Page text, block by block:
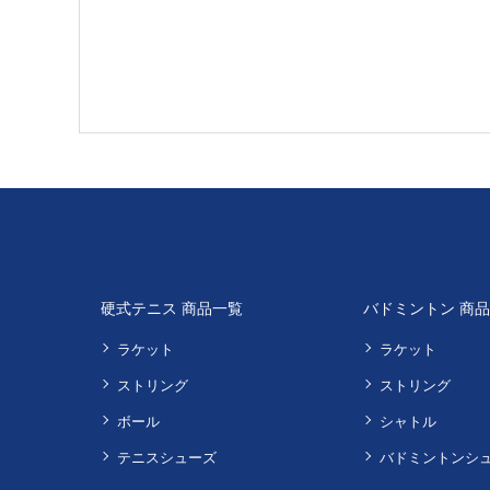
硬式テニス 商品一覧
ラケット
ストリング
ボール
テニスシューズ
バドミントン 商
ラケット
ストリング
シャトル
バドミントンシ